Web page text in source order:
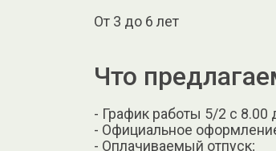
От 3 до 6 лет
Что
- График работы 5/2 с 8.00
- Официальное
- Оплачиваемый отпуск;